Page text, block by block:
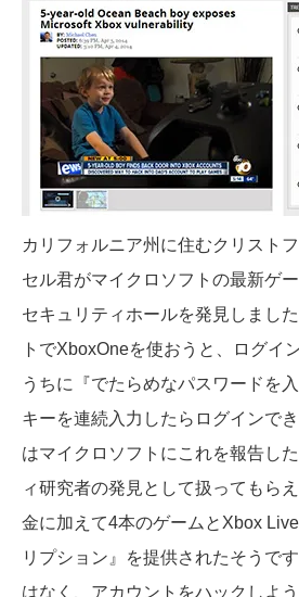
カリフォルニア州に住むクリスト
セル君がマイクロソフトの最新ゲ
セキュリティホールを発見しまし
トでXboxOneを使おうと、ログイ
うちに『でたらめなパスワードを
キーを連続入力したらログインで
はマイクロソフトにこれを報告し
ィ研究者の発見として扱ってもら
金に加えて4本のゲームとXbox
リプション』を提供されたそうで
はなく、アカウントをハックしよ